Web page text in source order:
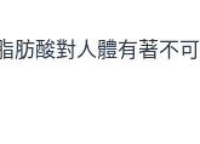
肪酸對人體有著不